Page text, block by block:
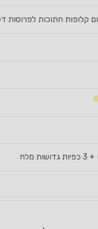
קלופות חתוכות לפרוסות
מלח